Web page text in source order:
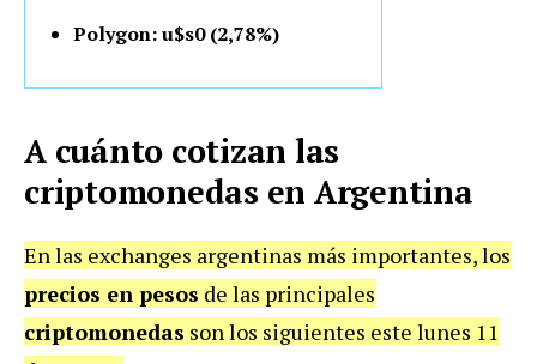
Polygon: u$s0 (2,78%)
A cuánto cotizan las
criptomonedas en Argentina
En las exchanges argentinas más importantes, los
precios en pesos de las principales
criptomonedas son los siguientes este lunes 11